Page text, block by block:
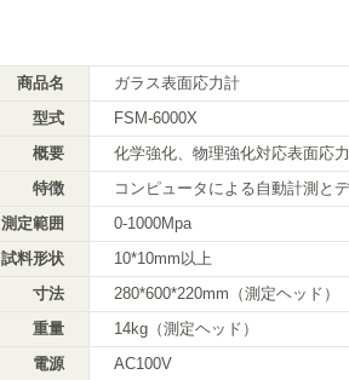
商品名
ガラス表面応力計
型式
FSM-6000X
概要
化学強化、物理強化対応表面応
特徴
コンピュータによる自動計測と
測定範囲
0-1000Mpa
試料形状
10*10mm以上
寸法
280*600*220mm（測定ヘッド）
重量
14kg（測定ヘッド）
電源
AC100V